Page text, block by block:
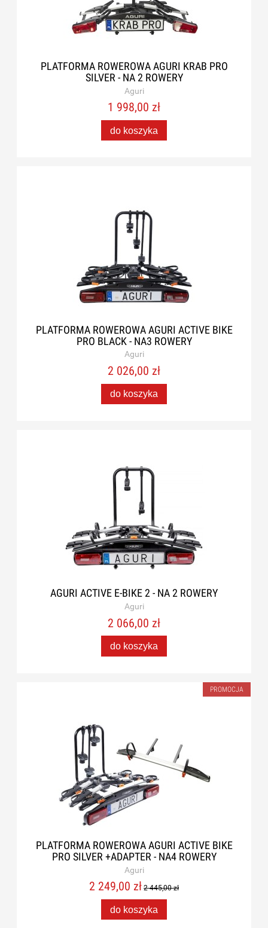
PLATFORMA ROWEROWA AGURI KRAB PRO
SILVER - NA 2 ROWERY
Aguri
1 998,00 zł
do koszyka
PLATFORMA ROWEROWA AGURI ACTIVE BIKE
PRO BLACK - NA3 ROWERY
Aguri
2 026,00 zł
do koszyka
AGURI ACTIVE E-BIKE 2 - NA 2 ROWERY
Aguri
2 066,00 zł
do koszyka
PLATFORMA ROWEROWA AGURI ACTIVE BIKE
PRO SILVER +ADAPTER - NA4 ROWERY
Aguri
2 249,00 zł 2 445,00 zł
do koszyka
PROMOCJA